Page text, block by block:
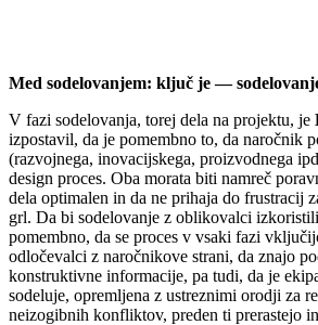
Med sodelovanjem: ključ je —
V fazi sodelovanja, torej dela na projektu, je
izpostavil, da je pomembno to, da naročnik
(razvojnega, inovacijskega, proizvodnega
design proces. Oba morata biti namreč
dela optimalen in da ne prihaja do frustracij
grl. Da bi sodelovanje z oblikovalci
pomembno, da se proces v vsaki fazi
odločevalci z naročnikove strani, da znajo
konstruktivne informacije, pa tudi, da je
sodeluje, opremljena z ustreznimi orodji za
neizogibnih konfliktov, preden ti prerastejo